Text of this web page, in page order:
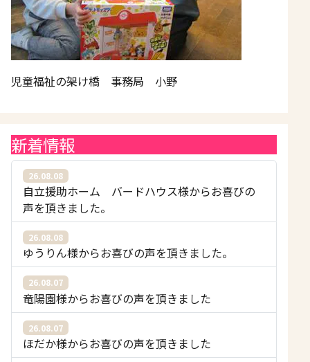
児童福祉の架け橋 事務局 小野
新着情報
26.08.08
自立援助ホーム バードハウス様からお喜びの
声を頂きました。
26.08.08
ゆうりん様からお喜びの声を頂きました。
26.08.07
竜陽園様からお喜びの声を頂きました
26.08.07
ほだか様からお喜びの声を頂きました